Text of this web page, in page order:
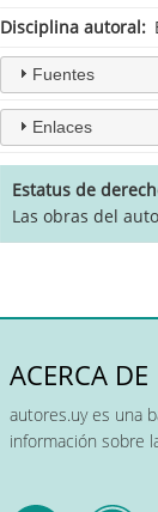
Disciplina autoral
Fuentes
Enlaces
Estatus de
Las obras del
ACERCA DE
autores.uy es una
información sobre